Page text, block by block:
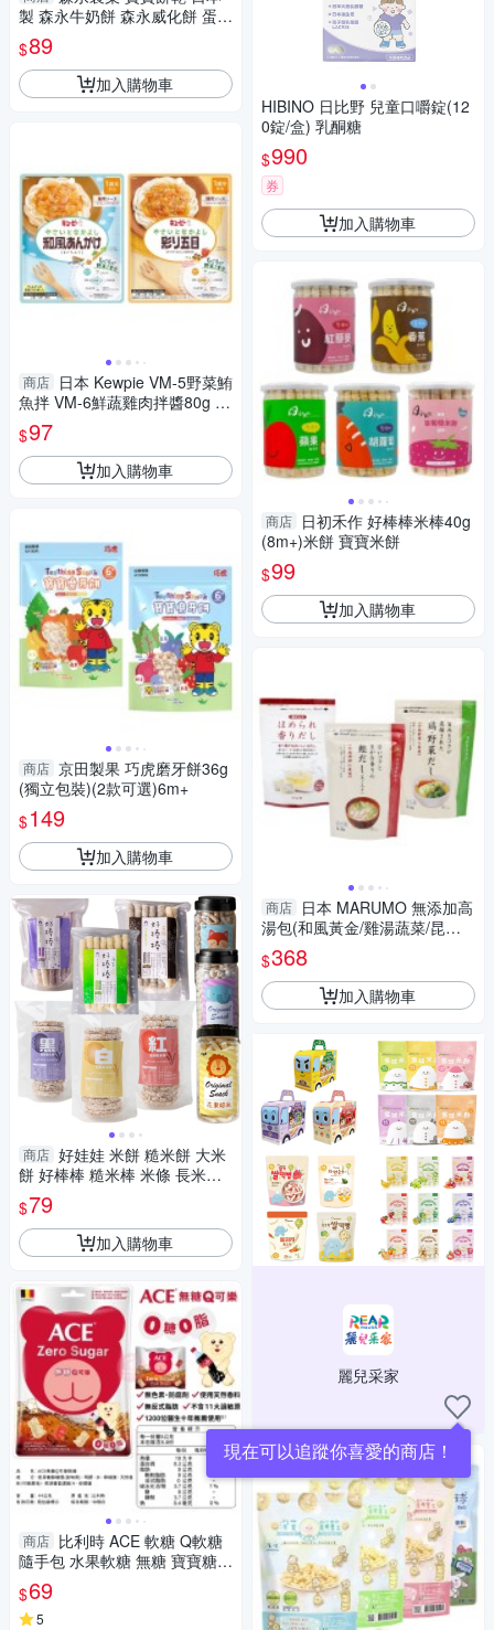
製 森永牛奶餅 森永威化餅 蛋酥
小魚造型 串包 小饅頭 嬰兒餅乾
0014
$89
加入購物車
商店 日本 Kewpie VM-5野菜鮪
魚拌 VM-6鮮蔬雞肉拌醬80g 18
個月以上適用
$97
加入購物車
商店 京田製果 巧虎磨牙餅36g
(獨立包裝)(2款可選)6m+
$149
加入購物車
商店 好娃娃 米餅 糙米餅 大米
餅 好棒棒 糙米棒 米條 長米棒
萊斯飯店 米香餅 餅乾 糙米條
米果 米菓
$79
加入購物車
商店 比利時 ACE 軟糖 Q軟糖
隨手包 水果軟糖 無糖 寶寶糖果
斑斑水果條 法國 Jealous Swee
ts 果乾 3882
$69
5
HIBINO 日比野 兒童口嚼錠(12
0錠/盒) 乳酮糖
$990
券
加入購物車
商店 日初禾作 好棒棒米棒40g
(8m+)米餅 寶寶米餅
$99
加入購物車
商店 日本 MARUMO 無添加高
湯包(和風黃金/雞湯蔬菜/昆布
柴魚)
$368
加入購物車
麗兒采家
現在可以追蹤你喜愛的商店！